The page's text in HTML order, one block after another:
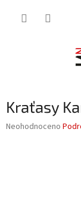
Kraťasy
Průměrné
Neohodnoceno